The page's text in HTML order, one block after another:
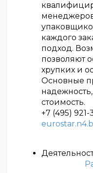
каждого
подход.
позволяют
хрупких и
Основные
стоимость.
+7 (495) 921-